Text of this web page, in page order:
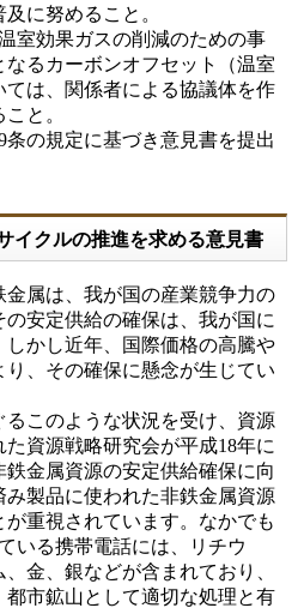
に努めること。
室効果ガスの削減のための事
るカーボンオフセット（温室
は、関係者による協議体を作
と。
の規定に基づき意見書を提出
イクルの推進を求める意見書
属は、我が国の産業競争力の
安定供給の確保は、我が国に
しかし近年、国際価格の高騰や
、その確保に懸念が生じてい
このような状況を受け、資源
資源戦略研究会が平成18年に
金属資源の安定供給確保に向
製品に使われた非鉄金属資源
重視されています。なかでも
いる携帯電話には、リチウ
金、銀などが含まれており、
市鉱山として適切な処理と有